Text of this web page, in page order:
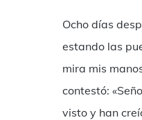
Ocho días
estando las
mira mis
contestó:
visto y han